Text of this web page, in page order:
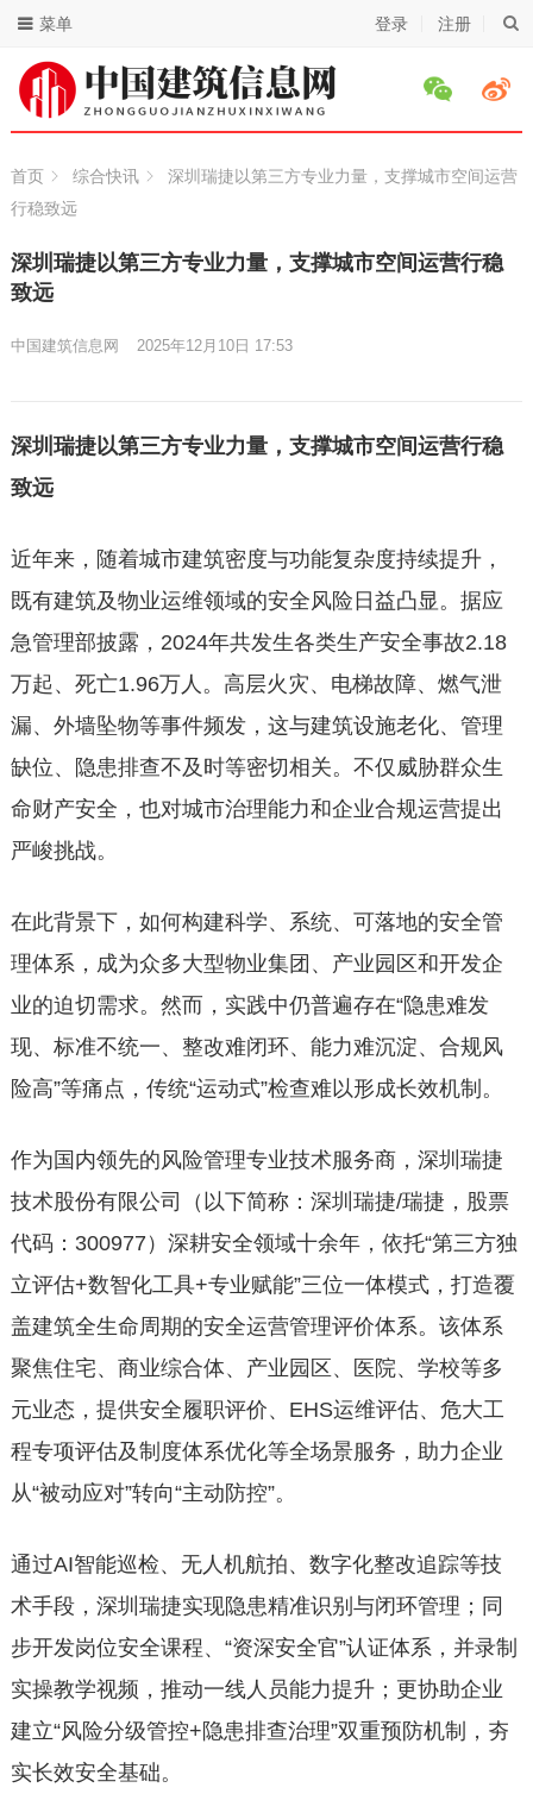
登录 注册
菜单
首页 综合快讯
深圳瑞捷以第三方专业力量，支撑城市空间运营
行稳致远
深圳瑞捷以第三方专业力量，支撑城市空间运营行稳
致远
中国建筑信息网 2025年12月10日 17:53
深圳瑞捷以第三方专业力量，支撑城市空间运营行稳
致远
近年来，随着城市建筑密度与功能复杂度持续提升，
既有建筑及物业运维领域的安全风险日益凸显。据应
急管理部披露，2024年共发生各类生产安全事故2.18
万起、死亡1.96万人。高层火灾、电梯故障、燃气泄
漏、外墙坠物等事件频发，这与建筑设施老化、管理
缺位、隐患排查不及时等密切相关。不仅威胁群众生
命财产安全，也对城市治理能力和企业合规运营提出
严峻挑战。
在此背景下，如何构建科学、系统、可落地的安全管
理体系，成为众多大型物业集团、产业园区和开发企
业的迫切需求。然而，实践中仍普遍存在“隐患难发
现、标准不统一、整改难闭环、能力难沉淀、合规风
险高”等痛点，传统“运动式”检查难以形成长效机制。
作为国内领先的风险管理专业技术服务商，深圳瑞捷
技术股份有限公司（以下简称：深圳瑞捷/瑞捷，股票
代码：300977）深耕安全领域十余年，依托“第三方独
立评估+数智化工具+专业赋能”三位一体模式，打造覆
盖建筑全生命周期的安全运营管理评价体系。该体系
聚焦住宅、商业综合体、产业园区、医院、学校等多
元业态，提供安全履职评价、EHS运维评估、危大工
程专项评估及制度体系优化等全场景服务，助力企业
从“被动应对”转向“主动防控”。
通过AI智能巡检、无人机航拍、数字化整改追踪等技
术手段，深圳瑞捷实现隐患精准识别与闭环管理；同
步开发岗位安全课程、“资深安全官”认证体系，并录制
实操教学视频，推动一线人员能力提升；更协助企业
建立“风险分级管控+隐患排查治理”双重预防机制，夯
实长效安全基础。